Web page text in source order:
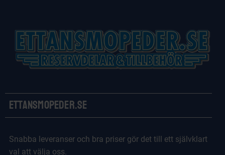
Ettansmopeder.se
Snabba leveranser och bra priser gör det till ett självklart
val att välja oss.